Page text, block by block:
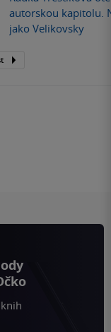
autorskou kapitolu.
jako Velikovsky